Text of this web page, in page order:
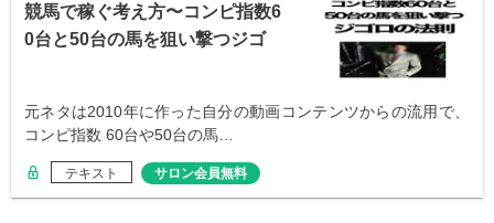
競馬で稼ぐ考え方〜コンピ指数6
0台と50台の馬を狙い撃つジゴ
元ネタは2010年に作った自分の動画コンテンツからの流用で、
コンピ指数 60台や50台の馬…
テキスト サロン会員無料